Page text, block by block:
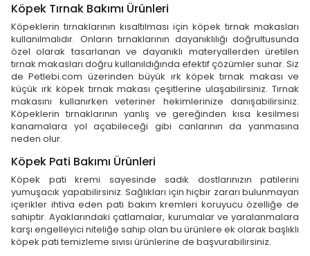
Köpek Tırnak Bakımı Ürünleri
Köpeklerin tırnaklarının kısaltılması için köpek tırnak makasları
kullanılmalıdır. Onların tırnaklarının dayanıklılığı doğrultusunda
özel olarak tasarlanan ve dayanıklı materyallerden üretilen
tırnak makasları doğru kullanıldığında efektif çözümler sunar. Siz
de Petlebi.com üzerinden büyük ırk köpek tırnak makası ve
küçük ırk köpek tırnak makası çeşitlerine ulaşabilirsiniz. Tırnak
makasını kullanırken veteriner hekimlerinize danışabilirsiniz.
Köpeklerin tırnaklarının yanlış ve gereğinden kısa kesilmesi
kanamalara yol açabileceği gibi canlarının da yanmasına
neden olur.
Köpek Pati Bakımı Ürünleri
Köpek pati kremi sayesinde sadık dostlarınızın patilerini
yumuşacık yapabilirsiniz. Sağlıkları için hiçbir zararı bulunmayan
içerikler ihtiva eden pati bakım kremleri koruyucu özelliğe de
sahiptir. Ayaklarındaki çatlamalar, kurumalar ve yaralanmalara
karşı engelleyici niteliğe sahip olan bu ürünlere ek olarak başlıklı
köpek pati temizleme sıvısı ürünlerine de başvurabilirsiniz.